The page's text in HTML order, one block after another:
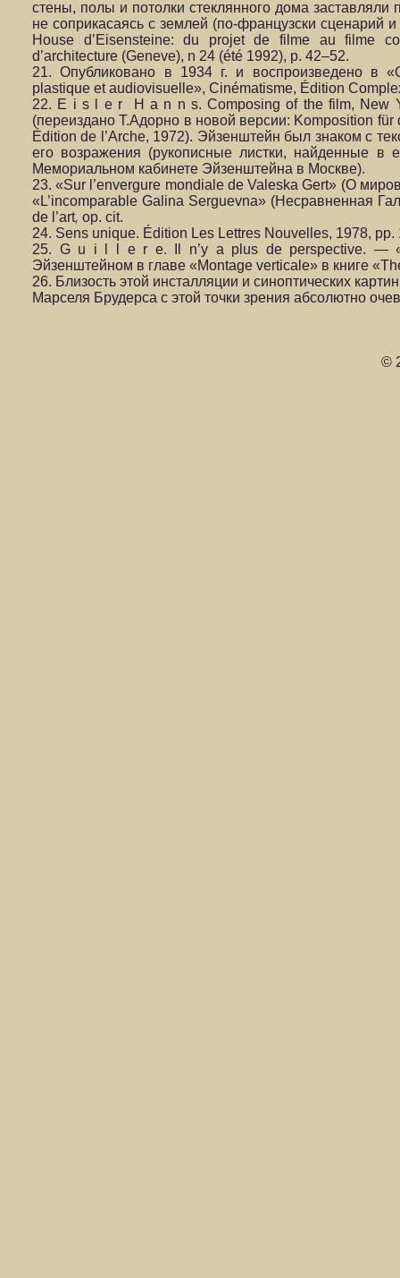
стены, полы и потолки стеклянного дома
не соприкасаясь с землей (по-французски сценарий
House d’Eisensteine: du projet de filme au filme
d’architecture (Geneve), n 24 (été 1992), p. 42–52.
21. Опубликовано в 1934 г. и воспроизведено в
plastique et audiovisuelle», Cinématisme, Édition
22. E i s l e r H a n n s. Composing of the film, New
(переиздано Т.Адорно в новой версии: Komposition
Édition de l’Arche, 1972). Эйзенштейн был знаком с
его возражения (рукописные листки, найденные в
Мемориальном кабинете Эйзенштейна в Москве).
23. «Sur l’envergure mondiale de Valeska Gert» (О
«L’incomparable Galina Serguevna» (Несравненная
de l’art, op. cit.
24. Sens unique. Édition Les Lettres Nouvelles, 1978, pp.
25. G u i l l e r e. Il n’y a plus de perspective. —
Эйзенштейном в главе «Montage verticale» в книге
26. Близость этой инсталляции и синоптических
Марселя Брудерса с этой точки зрения абсолютно
©